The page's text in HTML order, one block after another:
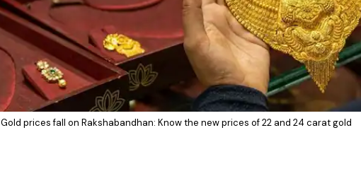
Gold prices fall on Rakshabandhan: Know the new prices of 22 and 24 carat gold